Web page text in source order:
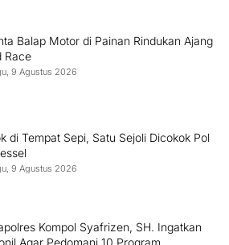
Balap Motor di Painan Rindukan Ajang
Race
9 Agustus 2026
di Tempat Sepi, Satu Sejoli Dicokok Pol
9 Agustus 2026
Kompol Syafrizen, SH. Ingatkan
Agar Pedomani 10 Program